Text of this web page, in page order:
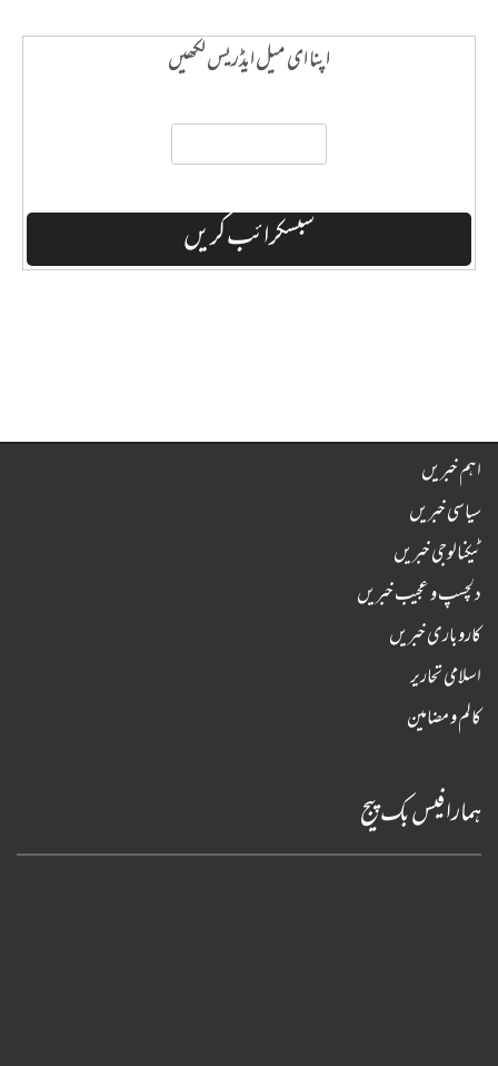
اپنا ای میل ایڈریس لکھیں
اہم خبریں
سیاسی خبریں
ٹیکنالوجی خبریں
دلچسپ و عجیب خبریں
کاروباری خبریں
اسلامی تحاریر
کالم و مضامین
ہمارا فیس بک پیج